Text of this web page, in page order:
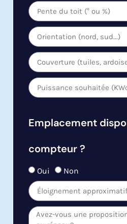
Emplacement
compteur ?
Oui Non